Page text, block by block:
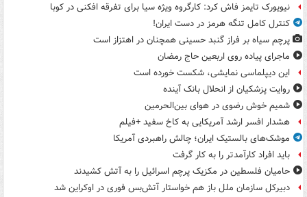
نیویورک تایمز فاش کرد: کارگروه ویژه سیا برای تفرقه افکنی در کوبا
کنترل کامل تنگه هرمز در دست ایران!
پرچم سیاه بر فراز گنبد حسینی همچنان در اهتزاز است
ماجرای پیاده روی اربعین حاج رمضان
این دیپلماسی نمایشی، شکست خورده است
روایت پزشکیان از انحلال بانک آینده
شمیم خوش رضوی در هوای بین‌الحرمین
هشدار افسر ارشد آمریکایی به کاخ سفید +فیلم
موشک‌های بالستیک ایران؛ چالش راهبردی آمریکا
باید افراد کارآمدتر را به کار گرفت
حامیان فلسطین در مکزیک پرچم اسرائیل را به آتش کشیدند
دبیرکل سازمان ملل باز هم خواستار آتش‌بس فوری در اوکراین شد